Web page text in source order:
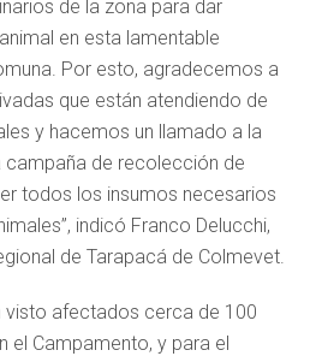
de la zona para dar
en esta lamentable
Por esto, agradecemos a
que están atendiendo de
y hacemos un llamado a la
de recolección de
todos los insumos necesarios
indicó Franco Delucchi,
de Tarapacá de Colmevet.
visto afectados cerca de 100
el Campamento, y para el